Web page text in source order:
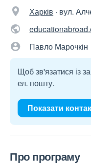
Харків · вул.
Павло Марочкін
Щоб зв'язатися із
ел. пошту.
Показати
Про програму